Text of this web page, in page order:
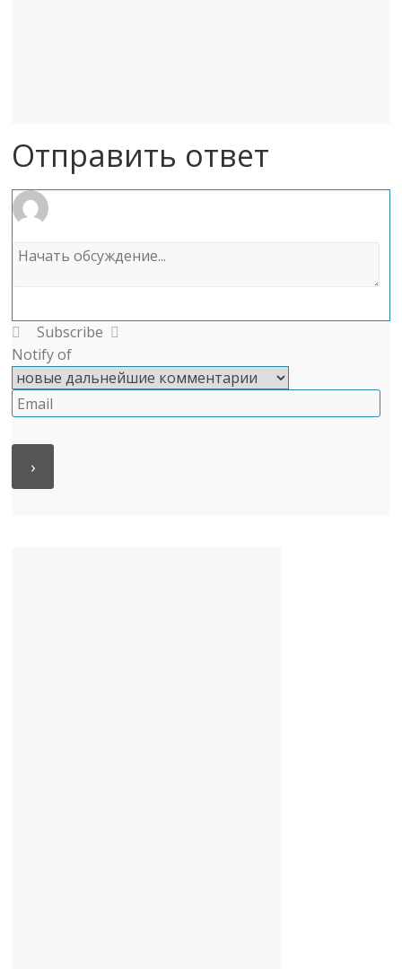
Отправить ответ
Subscribe
Notify of